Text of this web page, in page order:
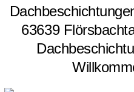
63639